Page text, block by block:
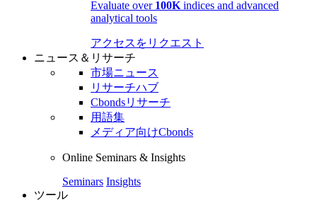
Evaluate over 100K indices and advanced
analytical tools
アクセスをリクエスト
ニュース＆リサーチ
市場ニュース
リサーチハブ
Cbondsリサーチ
用語集
メディア向けCbonds
Online Seminars & Insights
Seminars Insights
ツール